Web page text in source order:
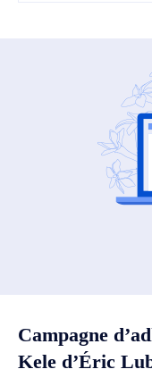
Campagne
Kele d’Éric